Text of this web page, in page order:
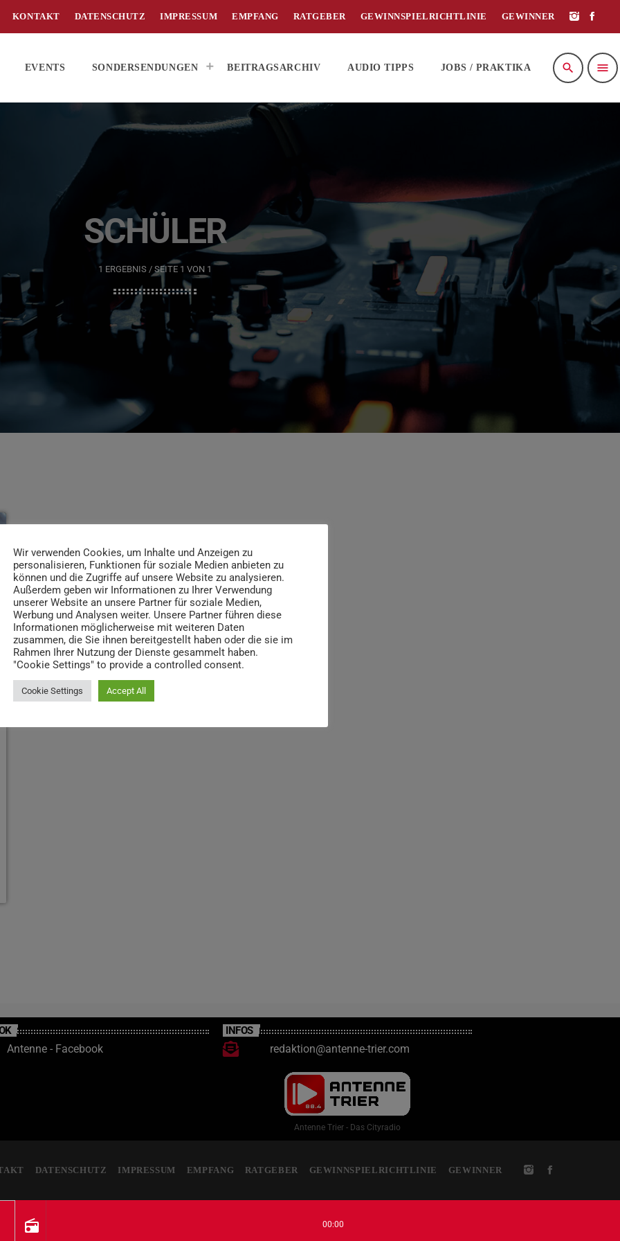
radio 00:00
KONTAKT DATENSCHUTZ IMPRESSUM EMPFANG RATGEBER GEWINNSPIELRICHTLINIE GEWINNER
EVENTS SONDERSENDUNGEN BEITRAGSARCHIV AUDIO TIPPS JOBS / PRAKTIKA search menu
SCHÜLER
1 ERGEBNIS / SEITE 1 VON 1
Antenne - Facebook
INFOS
redaktion@antenne-trier.com
Antenne Trier - Das Cityradio
DATENSCHUTZ IMPRESSUM EMPFANG RATGEBER GEWINNSPIELRICHTLINIE GEWINNER
Wir verwenden Cookies, um Inhalte und Anzeigen zu
personalisieren, Funktionen für soziale Medien anbieten zu
können und die Zugriffe auf unsere Website zu analysieren.
Außerdem geben wir Informationen zu Ihrer Verwendung
unserer Website an unsere Partner für soziale Medien,
Werbung und Analysen weiter. Unsere Partner führen diese
Informationen möglicherweise mit weiteren Daten
zusammen, die Sie ihnen bereitgestellt haben oder die sie im
Rahmen Ihrer Nutzung der Dienste gesammelt haben.
"Cookie Settings" to provide a controlled consent.
Cookie Settings Accept All